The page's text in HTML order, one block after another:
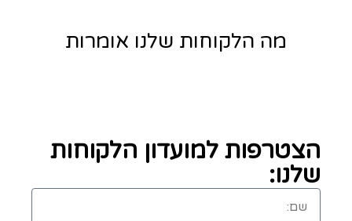
מה הלקוחות שלנו אומרות
הצטרפות למועדון הלקוחות
שלנו: